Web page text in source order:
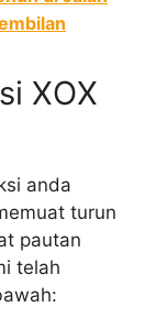
XOX
anda
turun
pautan
telah